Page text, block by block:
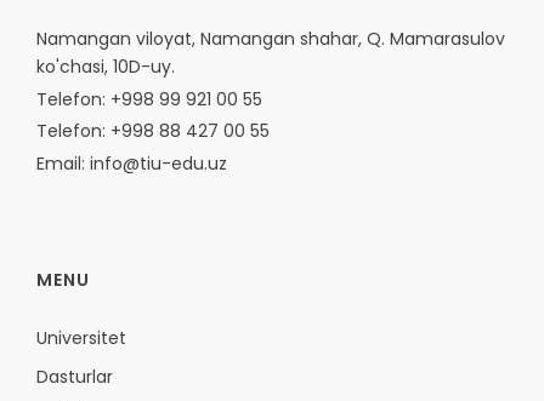
Namangan viloyat, Namangan shahar, Q. Mamarasulov
ko'chasi, 10D-uy.
Telefon: +998 99 921 00 55
Telefon: +998 88 427 00 55
Email: info@tiu-edu.uz
MENU
Universitet
Dasturlar